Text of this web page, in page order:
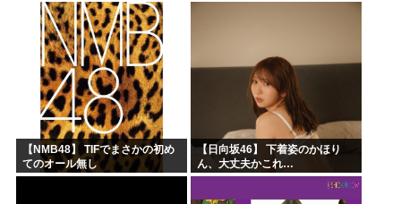
刑にならない罪なのに警察が死
刑にした！」 → 元警官のマジレ
スがコチラ → ………
取ってほしいんですけど！」な
【NMB48】 TIFでまさかの初め
てのオール無し
【日向坂46】 下着姿のかほり
ん、大丈夫かこれ…